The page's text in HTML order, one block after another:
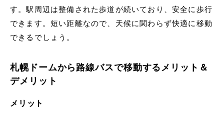
す。駅周辺は整備された歩道が続いており、安全に歩行
できます。短い距離なので、天候に関わらず快適に移動
できるでしょう。
札幌ドームから路線バスで移動するメリット＆
デメリット
メリット